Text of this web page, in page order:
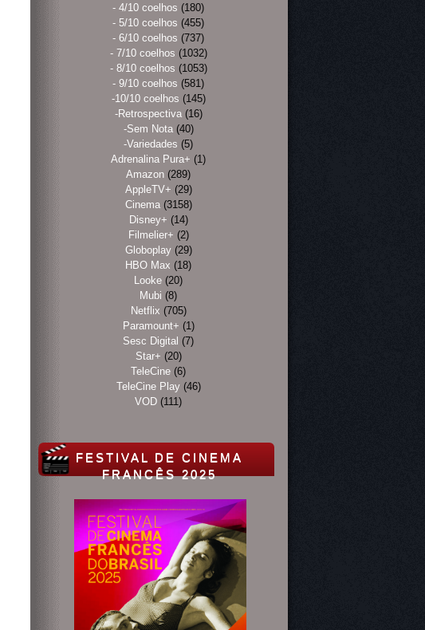
- 4/10 coelhos (180)
- 5/10 coelhos (455)
- 6/10 coelhos (737)
- 7/10 coelhos (1032)
- 8/10 coelhos (1053)
- 9/10 coelhos (581)
-10/10 coelhos (145)
-Retrospectiva (16)
-Sem Nota (40)
-Variedades (5)
Adrenalina Pura+ (1)
Amazon (289)
AppleTV+ (29)
Cinema (3158)
Disney+ (14)
Filmelier+ (2)
Globoplay (29)
HBO Max (18)
Looke (20)
Mubi (8)
Netflix (705)
Paramount+ (1)
Sesc Digital (7)
Star+ (20)
TeleCine (6)
TeleCine Play (46)
VOD (111)
FESTIVAL DE CINEMA
FRANCÊS 2025